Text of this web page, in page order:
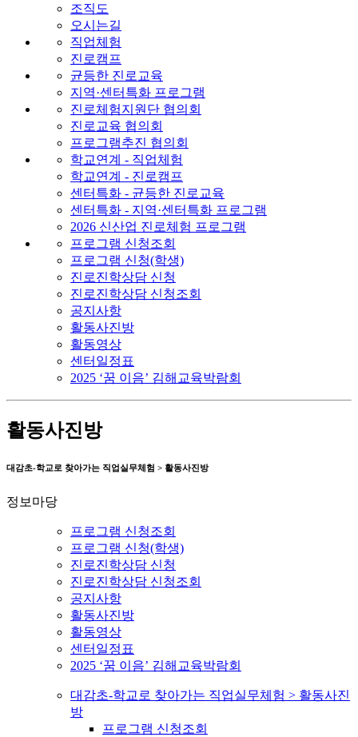
조직도
오시는길
직업체험
진로캠프
균등한 진로교육
지역·센터특화 프로그램
진로체험지원단 협의회
진로교육 협의회
프로그램추진 협의회
학교연계 - 직업체험
학교연계 - 진로캠프
센터특화 - 균등한 진로교육
센터특화 - 지역·센터특화 프로그램
2026 신산업 진로체험 프로그램
프로그램 신청조회
프로그램 신청(학생)
진로진학상담 신청
진로진학상담 신청조회
공지사항
활동사진방
활동영상
센터일정표
2025 ‘꿈 이음’ 김해교육박람회
활동사진방
대감초-학교로 찾아가는 직업실무체험 > 활동사진방
정보마당
프로그램 신청조회
프로그램 신청(학생)
진로진학상담 신청
진로진학상담 신청조회
공지사항
활동사진방
활동영상
센터일정표
2025 ‘꿈 이음’ 김해교육박람회
대감초-학교로 찾아가는 직업실무체험 > 활동사진
방
프로그램 신청조회